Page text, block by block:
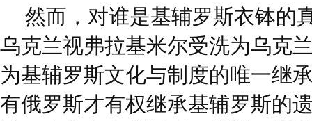
然而，对谁是基辅罗斯衣钵的
乌克兰视弗拉基米尔受洗为乌克
为基辅罗斯文化与制度的唯一继
有俄罗斯才有权继承基辅罗斯的